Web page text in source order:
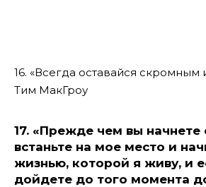
16. «Всегда оставайся
Тим МакГроу
17. «Прежде чем вы начнете
встаньте на мое место и
жизнью, которой я живу, и
дойдете до того момента